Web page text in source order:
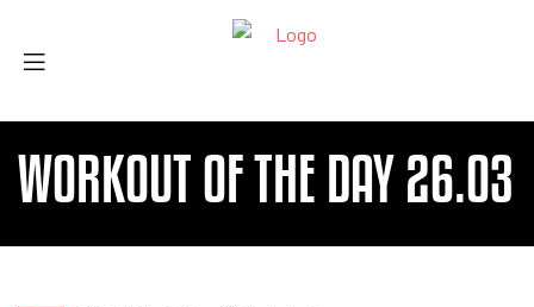
WORKOUT OF THE DAY 26.03